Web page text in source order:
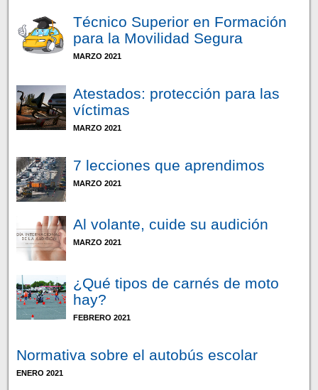
Técnico Superior en Formación
para la Movilidad Segura
MARZO 2021
Atestados: protección para las
víctimas
MARZO 2021
7 lecciones que aprendimos
MARZO 2021
Al volante, cuide su audición
MARZO 2021
¿Qué tipos de carnés de moto
hay?
FEBRERO 2021
Normativa sobre el autobús escolar
ENERO 2021